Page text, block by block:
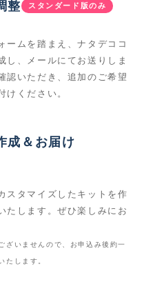
整 スタンダード版のみ
ームを踏まえ、ナタデココ
し、メールにてお送りしま
認いただき、追加のご希望
けください。
成＆お届け
スタマイズしたキットを作
たします。ぜひ楽しみにお
ざいませんので、お申込み後約一
たします。